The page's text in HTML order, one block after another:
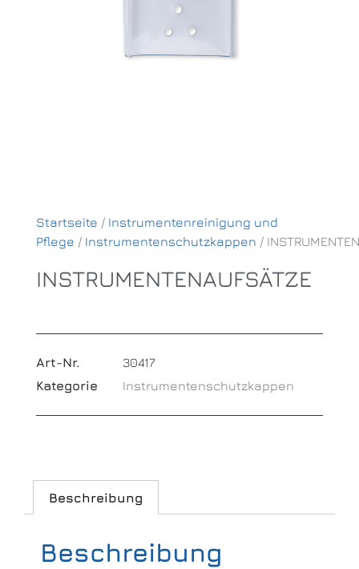
Startseite / Instrumentenreinigung und
Pflege / Instrumentenschutzkappen /
INSTRUMENTENAUFSÄTZE
Art-Nr.
30417
Kategorie
Instrumentenschutzkappen
Beschreibung
Beschreibung